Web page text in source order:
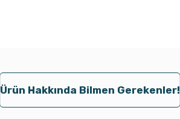
Ürün Hakkında Bilmen Gerekenler!